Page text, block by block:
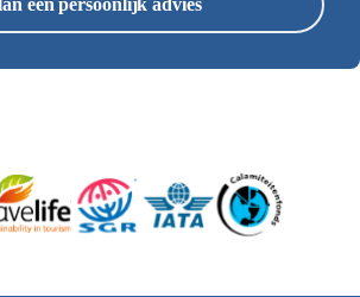
een persoonlijk advies